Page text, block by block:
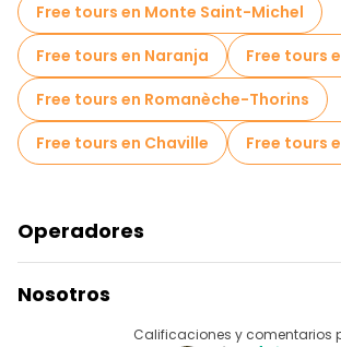
Free tours en Monte Saint-Michel
Free tours en Naranja
Free tours
Free tours en Romanèche-Thorins
Free tours en Chaville
Free tours
Operadores
Acceder Como Proveedor
Programa De Afiliados
Nosotros
Calificaciones y comentarios